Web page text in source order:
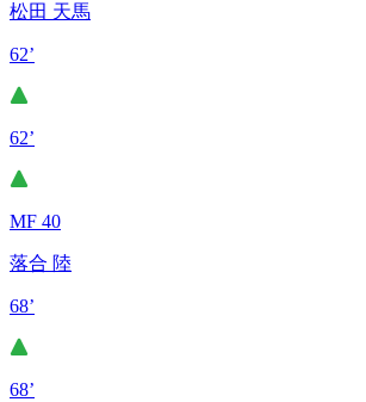
松田 天馬
62’
62’
MF 40
落合 陸
68’
68’